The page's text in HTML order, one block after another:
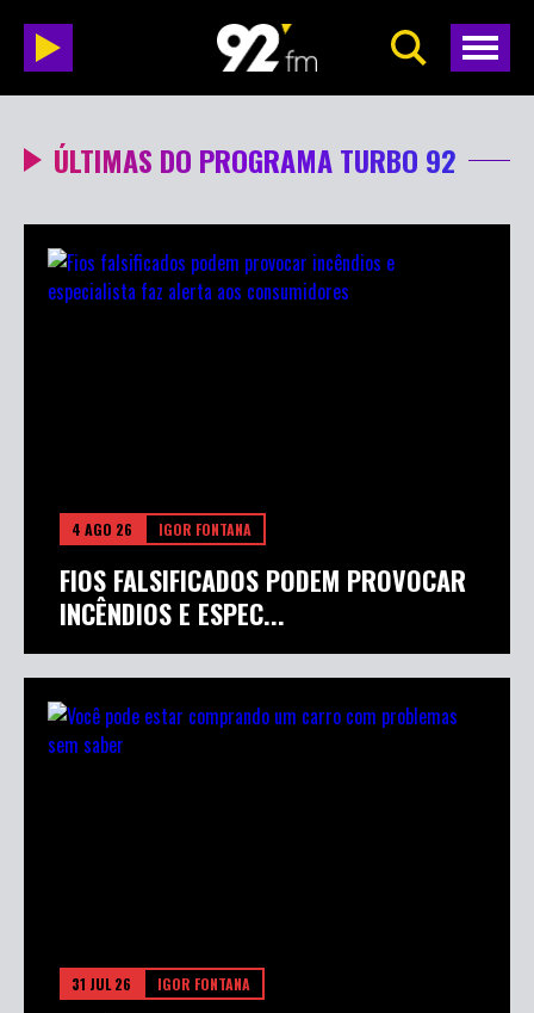
ÚLTIMAS DO PROGRAMA TURBO 92
4 AGO 26 IGOR FONTANA
FIOS FALSIFICADOS PODEM PROVOCAR
INCÊNDIOS E ESPEC...
31 JUL 26 IGOR FONTANA